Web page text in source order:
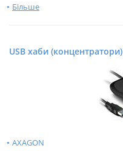
Більше
USB хаби (концентратори)
AXAGON